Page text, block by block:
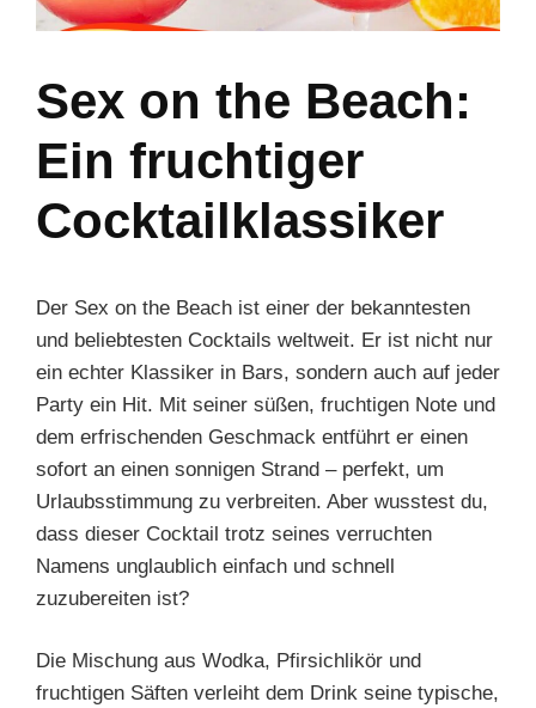
Sex on the Beach:
Ein fruchtiger
Cocktailklassiker
Der Sex on the Beach ist einer der bekanntesten
und beliebtesten Cocktails weltweit. Er ist nicht nur
ein echter Klassiker in Bars, sondern auch auf jeder
Party ein Hit. Mit seiner süßen, fruchtigen Note und
dem erfrischenden Geschmack entführt er einen
sofort an einen sonnigen Strand – perfekt, um
Urlaubsstimmung zu verbreiten. Aber wusstest du,
dass dieser Cocktail trotz seines verruchten
Namens unglaublich einfach und schnell
zuzubereiten ist?
Die Mischung aus Wodka, Pfirsichlikör und
fruchtigen Säften verleiht dem Drink seine typische,